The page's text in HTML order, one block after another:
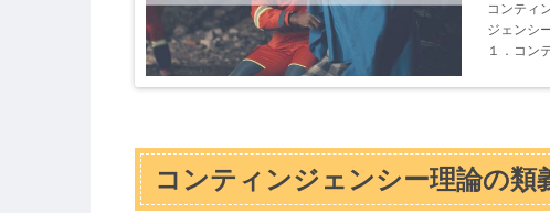
コンティ
ジェンシ
１．コン
コンティンジェンシー理論の類